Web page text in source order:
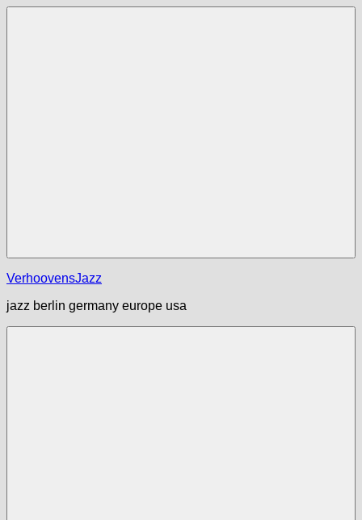
Zum
VerhoovensJazz
jazz berlin germany europe usa